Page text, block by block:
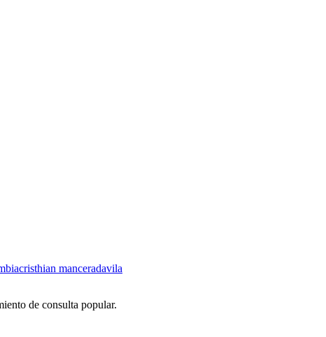
cristhian manceradavila
de consulta popular.